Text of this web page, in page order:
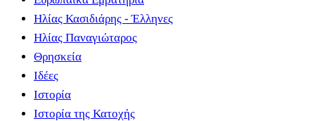
Ηλίας Κασιδιάρης - Έλληνες
Ηλίας Παναγιώταρος
Θρησκεία
Ιδέες
Ιστορία
Ιστορία της Κατοχής